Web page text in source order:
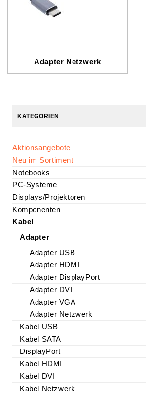
Adapter Netzwerk
KATEGORIEN
Aktionsangebote
Neu im Sortiment
Notebooks
PC-Systeme
Displays/Projektoren
Komponenten
Kabel
Adapter
Adapter USB
Adapter HDMI
Adapter DisplayPort
Adapter DVI
Adapter VGA
Adapter Netzwerk
Kabel USB
Kabel SATA
DisplayPort
Kabel HDMI
Kabel DVI
Kabel Netzwerk